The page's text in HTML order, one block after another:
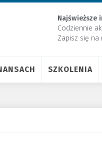
Najświeższe
Codziennie
Zapisz się na
SZKOLENIA